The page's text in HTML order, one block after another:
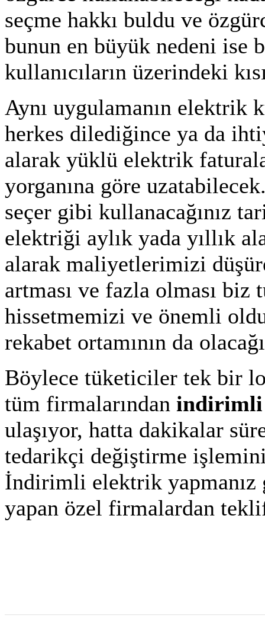
seçme hakkı buldu ve
bunun en büyük nedeni ise
kullanıcıların üzerindeki
Aynı uygulamanın elektrik
herkes dilediğince ya da
alarak yüklü elektrik
yorganına göre
seçer gibi kullanacağınız
elektriği aylık yada yıllık
alarak maliyetlerimizi
artması ve fazla olması
hissetmemizi ve önemli
rekabet ortamının da
Böylece tüketiciler tek bir
tüm firmalarından
ulaşıyor, hatta dakikalar
tedarikçi değiştirme
İndirimli elektrik yapmanız
yapan özel firmalardan